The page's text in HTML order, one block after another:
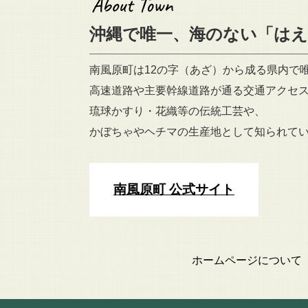
沖縄で唯一、海のない「は
南風原町は12の字（あざ）から成る県内で
高速道路や主要幹線道路が通る交通アクセ
琉球かすり・花織等の伝統工芸や、
かぼちゃやヘチマの生産地として知られて
南風原町 公式サイト
ホームページについて